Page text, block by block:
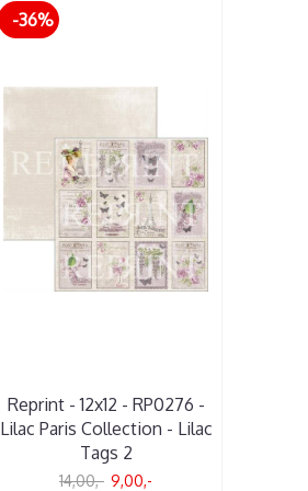
-36%
Reprint - 12x12 - RP0276 -
Lilac Paris Collection - Lilac
Tags 2
14,00,- 9,00,-